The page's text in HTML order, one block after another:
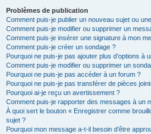
Problèmes de publication
Comment puis-je publier un nouveau sujet ou
Comment puis-je modifier ou supprimer un
Comment puis-je insérer une signature à mon
Comment puis-je créer un sondage ?
Pourquoi ne puis-je pas ajouter plus d’options à
Comment puis-je modifier ou supprimer un
Pourquoi ne puis-je pas accéder à un forum ?
Pourquoi ne puis-je pas transférer de pièces
Pourquoi ai-je reçu un avertissement ?
Comment puis-je rapporter des messages à un
À quoi sert le bouton « Enregistrer comme
sujet ?
Pourquoi mon message a-t-il besoin d’être